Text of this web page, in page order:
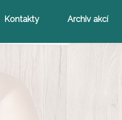
Kontakty Archiv akcí